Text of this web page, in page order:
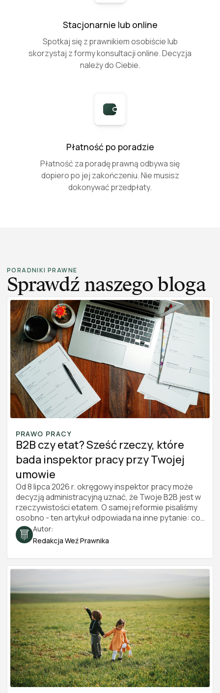
Stacjonarnie lub online
Spotkaj się z prawnikiem osobiście lub
skorzystaj z formy konsultacji online. Decyzja
należy do Ciebie.
Płatność po poradzie
Płatność za poradę prawną odbywa się
dopiero po jej zakończeniu. Nie musisz
dokonywać przedpłaty.
PORADNIKI PRAWNE
Sprawdź naszego bloga
PRAWO PRACY
B2B czy etat? Sześć rzeczy, które
bada inspektor pracy przy Twojej
umowie
Od 8 lipca 2026 r. okręgowy inspektor pracy może
decyzją administracyjną uznać, że Twoje B2B jest w
rzeczywistości etatem. O samej reformie pisaliśmy
osobno - ten artykuł odpowiada na inne pytanie: co
konkretnie inspektor sprawdza i po czym poznać, że
współpraca wygląda jak stosunek pracy. Sześć
prawny na 2026 rok.
Autor:
Redakcja Weź Prawnika